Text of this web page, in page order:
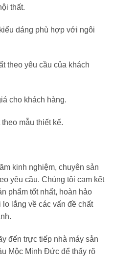
thất.
dáng phù hợp với ngôi
theo yêu cầu của khách
cho khách hàng.
mẫu thiết kế.
kinh nghiệm, chuyên sản
yêu cầu. Chúng tôi cam kết
phẩm tốt nhất, hoàn hảo
lắng về các vấn đề chất
đến trực tiếp nhà máy sản
Mộc Minh Đức để thấy rõ